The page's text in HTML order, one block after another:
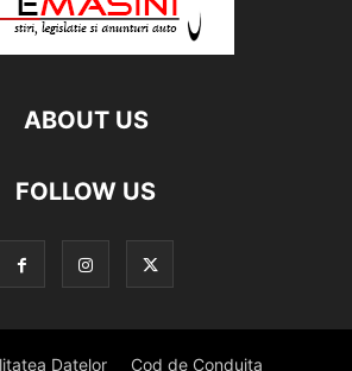
ABOUT US
FOLLOW US
Datelor Cod de Conduita